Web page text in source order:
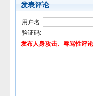
发表评论
用户名:
验证码:
发布人身攻击、辱骂性评